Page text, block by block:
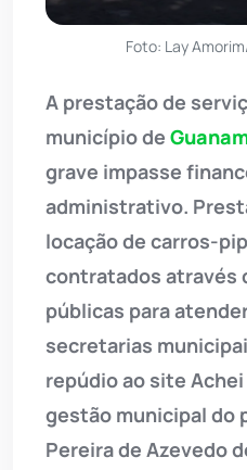
Foto: Lay
A prestação de
município de
grave impasse
administrativo.
locação de carros-
contratados através
públicas para
secretarias
repúdio ao site
gestão municipal do
Pereira de Azevedo